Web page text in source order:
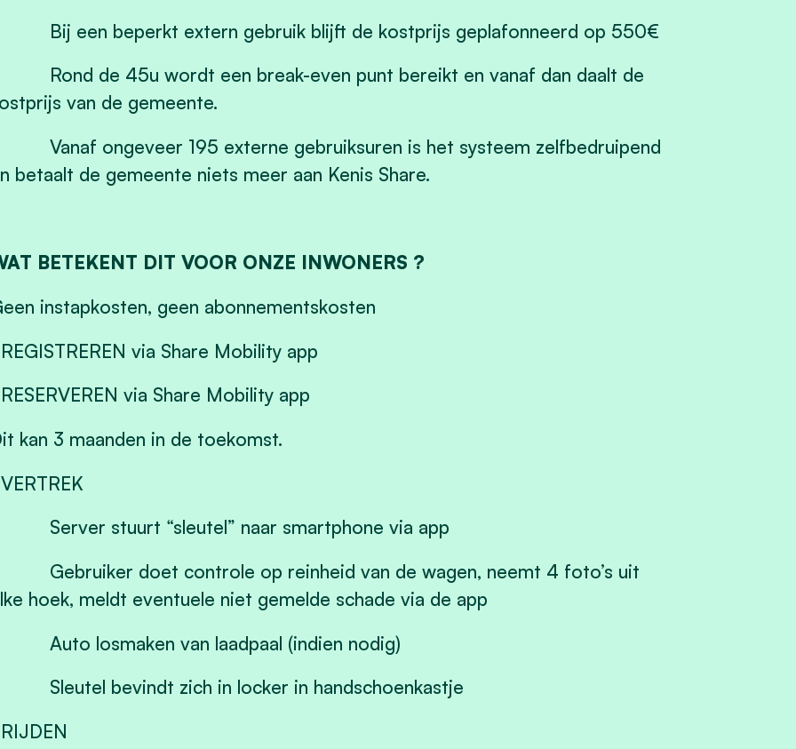
een beperkt extern gebruik blijft de kostprijs geplafonneerd op 550€
de 45u wordt een break-even punt bereikt en vanaf dan daalt de
van de gemeente.
ongeveer 195 externe gebruiksuren is het systeem zelfbedruipend
betaalt de gemeente niets meer aan Kenis Share.
BETEKENT DIT VOOR ONZE INWONERS ?
instapkosten, geen abonnementskosten
REGISTREREN via Share Mobility app
RESERVEREN via Share Mobility app
kan 3 maanden in de toekomst.
VERTREK
stuurt “sleutel” naar smartphone via app
doet controle op reinheid van de wagen, neemt 4 foto’s uit
hoek, meldt eventuele niet gemelde schade via de app
losmaken van laadpaal (indien nodig)
bevindt zich in locker in handschoenkastje
RIJDEN